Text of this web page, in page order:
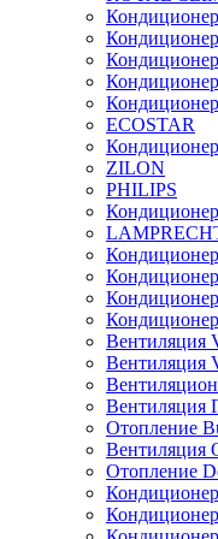
ECOSTAR
ZILON
PHILIPS
Вентиляция
Вентиляция
Вентиляция
Отопление
Вентиляция
Отопление